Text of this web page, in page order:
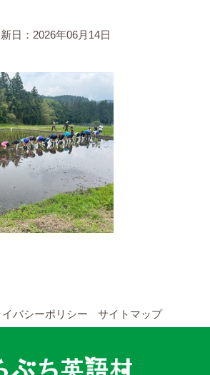
日：2026年06月14日
イバシーポリシー サイトマップ